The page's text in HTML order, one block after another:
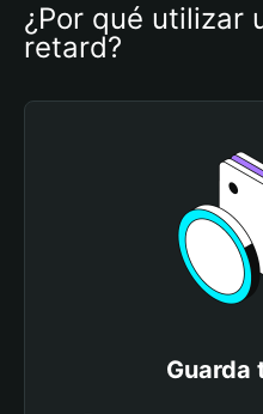
¿Por qué utilizar
retard?
Guarda